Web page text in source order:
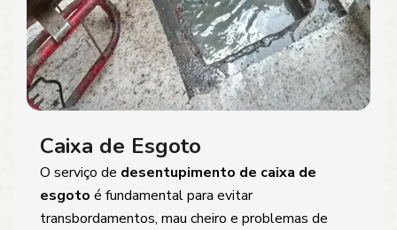
Caixa de Esgoto
O serviço de desentupimento de caixa de
esgoto é fundamental para evitar
transbordamentos, mau cheiro e problemas de